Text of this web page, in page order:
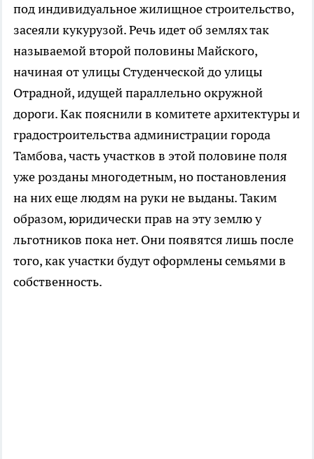
под индивидуальное жилищное строительство,
засеяли кукурузой. Речь идет об землях так
называемой второй половины Майского,
начиная от улицы Студенческой до улицы
Отрадной, идущей параллельно окружной
дороги. Как пояснили в комитете архитектуры и
градостроительства администрации города
Тамбова, часть участков в этой половине поля
уже розданы многодетным, но постановления
на них еще людям на руки не выданы. Таким
образом, юридически прав на эту землю у
льготников пока нет. Они появятся лишь после
того, как участки будут оформлены семьями в
собственность.